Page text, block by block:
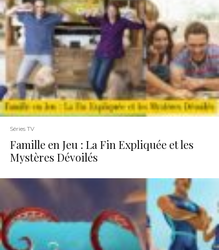
Séries TV
Famille en Jeu : La Fin Expliquée et les
Mystères Dévoilés